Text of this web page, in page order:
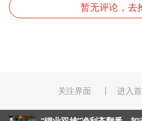
暂无评论，去
关注界面 进入